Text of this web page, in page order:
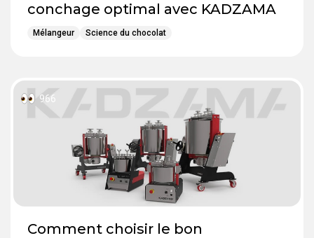
conchage optimal avec KADZAMA
Mélangeur Science du chocolat
966
Comment choisir le bon